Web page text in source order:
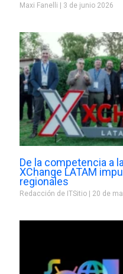
Maxi Fanelli 3 de junio 2026
De la competencia a
XChange LATAM
regionales
Redacción de ITSitio 20 de